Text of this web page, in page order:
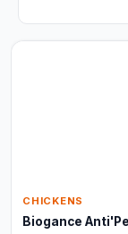
CHICKENS
Biogance